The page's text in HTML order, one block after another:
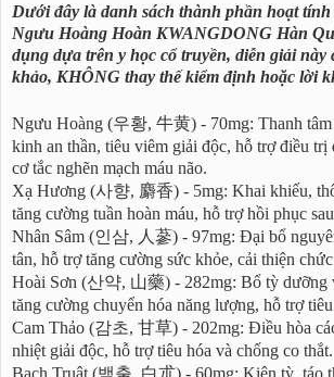
Dưới đây là danh sách thành phần hoạt
Ngưu Hoàng Hoàn KWANGDONG Hàn
dụng dựa trên y học cổ truyền, diễn giải này
khảo, KHÔNG thay thế kiểm định hoặc lời
Ngưu Hoàng (우황, 牛黄) - 70mg: Thanh
kinh an thần, tiêu viêm giải độc, hỗ trợ điều
cơ tắc nghẽn mạch máu não.
Xạ Hương (사향, 麝香) - 5mg: Khai khiếu,
tăng cường tuần hoàn máu, hỗ trợ hồi phục
Nhân Sâm (인삼, 人蔘) - 97mg: Đại bổ
tân, hỗ trợ tăng cường sức khỏe, cải thiện
Hoài Sơn (산약, 山藥) - 282mg: Bổ tỳ dưỡng
tăng cường chuyển hóa năng lượng, hỗ trợ
Cam Thảo (감초, 甘草) - 202mg: Điều hòa
nhiệt giải độc, hỗ trợ tiêu hóa và chống co thắt.